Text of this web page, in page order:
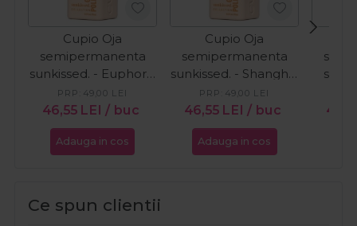
Cupio Oja
semipermanenta
sunkissed. - Euphoria
15ml
46,55 LEI / buc
PRP: 49,00 LEI
Adauga in cos
Cupio Oja
semipermanenta
sunkissed. - Shanghai
Pink 15ml
46,55 LEI / buc
PRP: 49,00 LEI
Adauga in cos
Ce spun clientii